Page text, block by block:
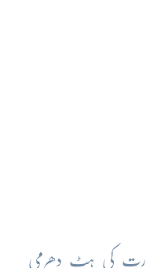
کی ہٹ دھرمی